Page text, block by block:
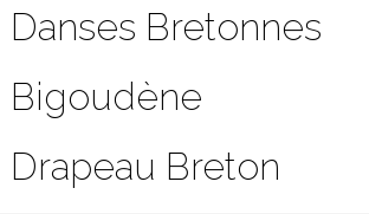
Danses Bretonnes
Bigoudène
Drapeau Breton